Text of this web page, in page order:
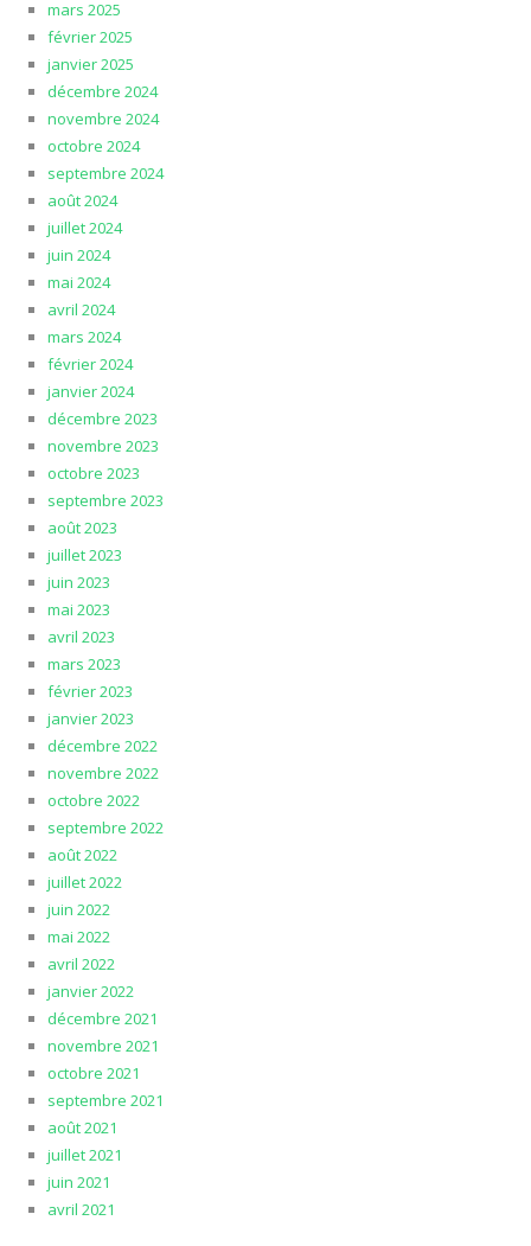
mars 2025
février 2025
janvier 2025
décembre 2024
novembre 2024
octobre 2024
septembre 2024
août 2024
juillet 2024
juin 2024
mai 2024
avril 2024
mars 2024
février 2024
janvier 2024
décembre 2023
novembre 2023
octobre 2023
septembre 2023
août 2023
juillet 2023
juin 2023
mai 2023
avril 2023
mars 2023
février 2023
janvier 2023
décembre 2022
novembre 2022
octobre 2022
septembre 2022
août 2022
juillet 2022
juin 2022
mai 2022
avril 2022
janvier 2022
décembre 2021
novembre 2021
octobre 2021
septembre 2021
août 2021
juillet 2021
juin 2021
avril 2021